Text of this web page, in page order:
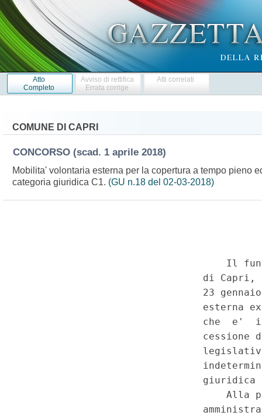
Atto
Completo
Avviso di rettifica
Errata corrige
Atti correlati
COMUNE DI CAPRI
CONCORSO (scad. 1 aprile 2018)
Mobilita' volontaria esterna per la copertura a tempo pieno
categoria giuridica C1. (GU n.18 del 02-03-2018)